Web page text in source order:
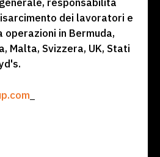
dei lavoratori e
operazioni in Bermuda,
Malta, Svizzera, UK, Stati